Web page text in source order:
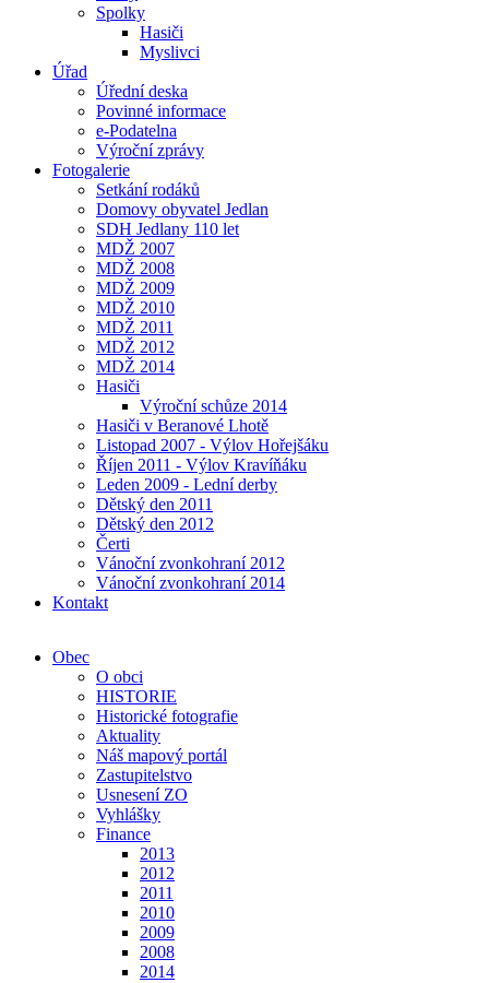
Spolky
Hasiči
Myslivci
Úřad
Úřední deska
Povinné informace
e-Podatelna
Výroční zprávy
Fotogalerie
Setkání rodáků
Domovy obyvatel Jedlan
SDH Jedlany 110 let
MDŽ 2007
MDŽ 2008
MDŽ 2009
MDŽ 2010
MDŽ 2011
MDŽ 2012
MDŽ 2014
Hasiči
Výroční schůze 2014
Hasiči v Beranové Lhotě
Listopad 2007 - Výlov Hořejšáku
Říjen 2011 - Výlov Kravíňáku
Leden 2009 - Lední derby
Dětský den 2011
Dětský den 2012
Čerti
Vánoční zvonkohraní 2012
Vánoční zvonkohraní 2014
Kontakt
Obec
O obci
HISTORIE
Historické fotografie
Aktuality
Náš mapový portál
Zastupitelstvo
Usnesení ZO
Vyhlášky
Finance
2013
2012
2011
2010
2009
2008
2014